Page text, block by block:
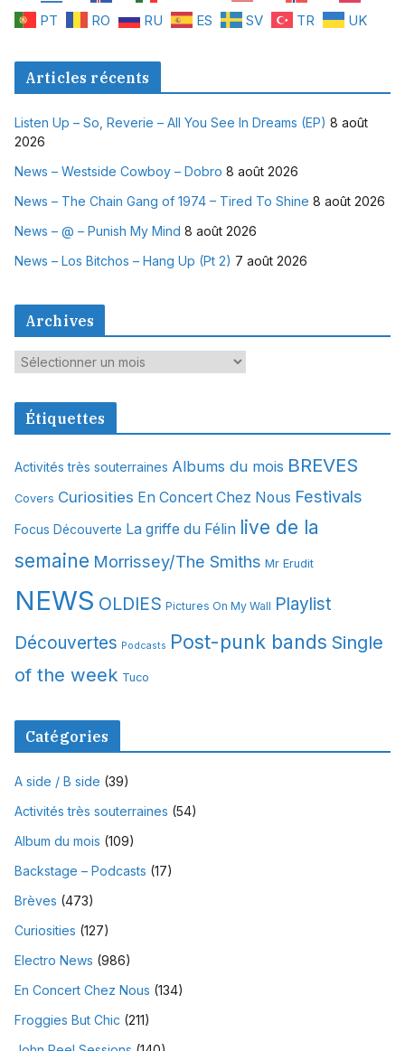
PT
RO RU ES SV TR UK
Articles récents
Listen Up – So, Reverie – All You See In Dreams (EP) 8 août
2026
News – Westside Cowboy – Dobro 8 août 2026
News – The Chain Gang of 1974 – Tired To Shine 8 août 2026
News – @ – Punish My Mind 8 août 2026
News – Los Bitchos – Hang Up (Pt 2) 7 août 2026
Archives
A
c
v
e
Étiquettes
Activités très souterraines Albums du mois BREVES
Covers Curiosities En Concert Chez Nous Festivals
Focus Découverte La griffe du Félin live de la
semaine Morrissey/The Smiths Mr Erudit
NEWS OLDIES Pictures On My Wall Playlist
Découvertes Podcasts Post-punk bands Single
of the week Tuco
Catégories
A side / B side (39)
Activités très souterraines (54)
Album du mois (109)
Backstage – Podcasts (17)
Brèves (473)
Curiosities (127)
Electro News (986)
En Concert Chez Nous (134)
Froggies But Chic (211)